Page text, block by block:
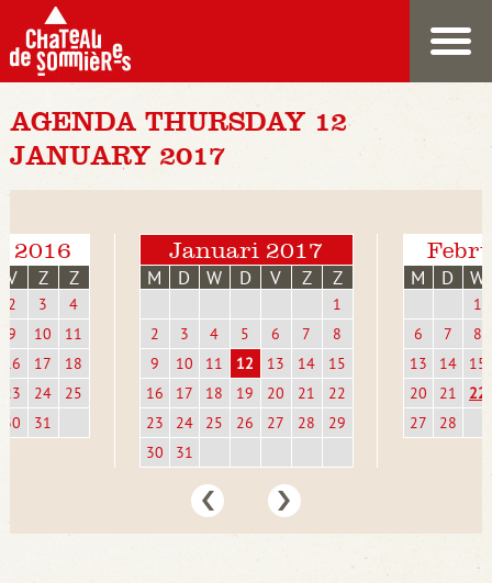
AGENDA THURSDAY 12
JANUARY 2017
2016
V Z Z
2 3
4
9
10
11
16
17
18
23
24
25
30
31
Januari 2017
M D W D V Z Z
1
2
3 4 5 6 7
8
9
10 11 12 13 14
15
16
17 18 19 20 21
22
23
24 25 26 27 28
29
30
31
M D W
1
6
7
8
13
14
15
20
21
22
27
28